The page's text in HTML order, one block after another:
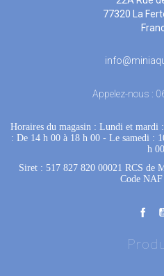
77320 La
Appelez-nous :
Horaires du magasin : Lundi et mardi
: De 14 h 00 à 18 h 00 - Le samedi :
h 00
Siret : 517 827 820 00021 RCS de
Code